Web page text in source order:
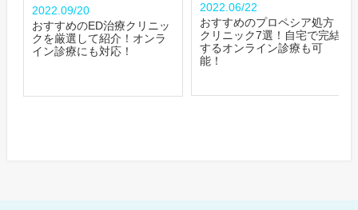
2022.09/20
おすすめのED治療クリニッ
クを厳選して紹介！オンラ
イン診療にも対応！
2022.06/22
おすすめのプロペシア処方
クリニック7選！自宅で完結
するオンライン診療も可
能！